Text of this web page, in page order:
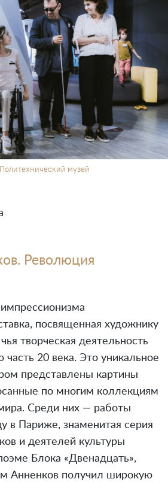
музей
Революция
посвященная художнику
творческая деятельность
20 века. Это уникальное
представлены картины
по многим коллекциям
Среди них — работы
в Париже, знаменитая серия
и деятелей культуры
Блока «Двенадцать»,
Анненков получил широкую